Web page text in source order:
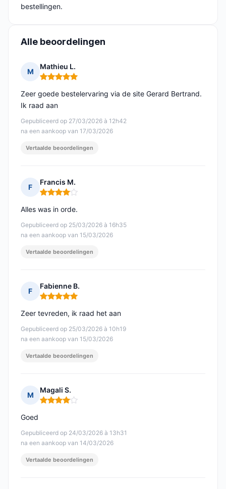
bestellingen.
Alle beoordelingen
M
Mathieu L.
Opmerking: 5 van 5
Gepubliceerd op 27/03/2026 à 12h42
na een aankoop van 17/03/2026
Zeer goede bestelervaring via de site Gerard Bertrand.
Ik raad aan
Vertaalde beoordelingen
F
Francis M.
Opmerking: 4 van 5
Gepubliceerd op 25/03/2026 à 16h35
na een aankoop van 15/03/2026
Alles was in orde.
Vertaalde beoordelingen
F
Fabienne B.
Opmerking: 5 van 5
Gepubliceerd op 25/03/2026 à 10h19
na een aankoop van 15/03/2026
Zeer tevreden, ik raad het aan
Vertaalde beoordelingen
M
Magali S.
Opmerking: 4 van 5
Gepubliceerd op 24/03/2026 à 13h31
na een aankoop van 14/03/2026
Goed
Vertaalde beoordelingen